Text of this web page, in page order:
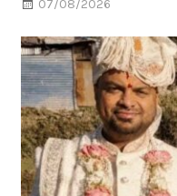
07/08/2026